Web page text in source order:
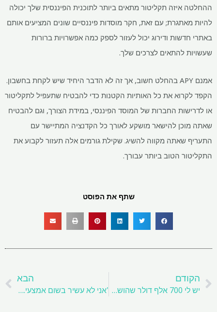
ההחלטה איזה תקליטור מתאים ביותר לתוכנית הפיננסית שלך יכולה
להיות מאתגרת; עם זאת, חקר מוסדות פיננסיים שונים המציעים אותם
באתרי חדשות ודירוג יכול לעזור לספק כמה אפשרויות ברורות
שעשויות להתאים לצרכים שלך.
אמנם APY בהחלט חשוב, אך זה לא הדבר היחיד שיש לקחת בחשבון.
הקפד לקרוא את כל האותיות הקטנות כדי להבטיח שתעפיל לתקליטור
או לדרישות החברות של המוסד הפיננסי, במידת הצורך, וגם להבטיח
שאתה מוכן להישאר מושקע לאורך כל הקדנציה המתיישר עם
התעריף שאתה מקווה להשיג. שקילת גורמים אלה תעזור לקבוע את
התקליטור הטוב ביותר עבורך.
שתף את הפוסט
קודם
הקודם
יש לי 700 אלף דולר שהושקעו עם היועץ שלי. לדבריה, העצה שלה תהיה צודקת בסופו של דבר, ובכל זאת 60% מהסחר שלה הפסידו כסף תוך שנה. באיזו תדירות יועץ צריך להיות נכון?
הבא
'אני לא עשיר בשום אמצעי.' אני בן 63 ובתקציב מוגבל – אבל 'בצורך גדול' של יועץ פיננסי. האם יש עזרה בשבילי?